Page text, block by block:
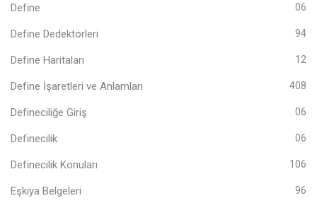
Define 06
Define Dedektörleri 94
Define Haritaları 12
Define İşaretleri ve Anlamları 408
Defineciliğe Giriş 06
Definecilik 06
Definecilik Konuları 106
Eşkiya Belgeleri 96